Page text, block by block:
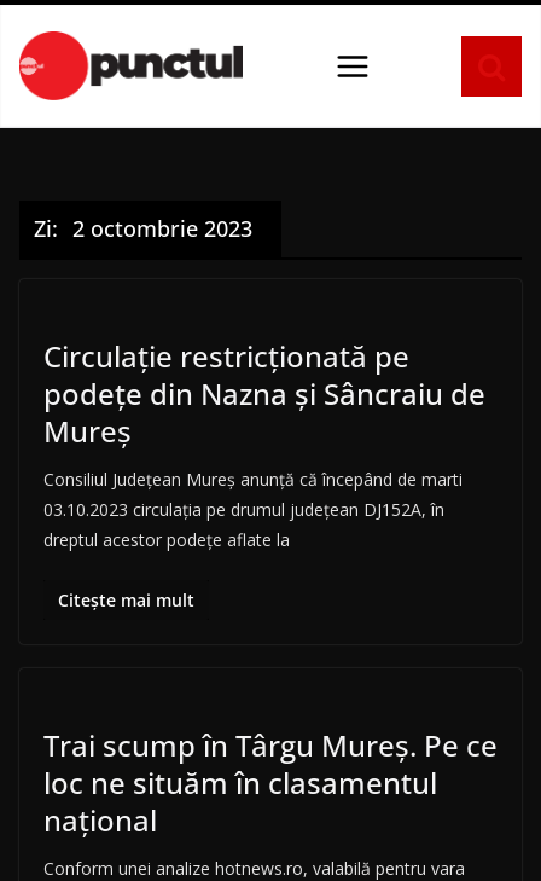
conținut
Zi: 2 octombrie 2023
Circulație restricționată pe
podețe din Nazna și Sâncraiu de
Mureș
Consiliul Județean Mureș anunță că începând de marti
03.10.2023 circulația pe drumul județean DJ152A, în
dreptul acestor podețe aflate la
Citește mai mult
Trai scump în Târgu Mureș. Pe ce
loc ne situăm în clasamentul
național
Conform unei analize hotnews.ro, valabilă pentru vara